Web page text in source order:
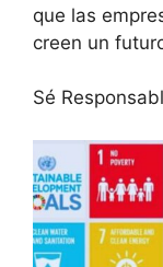
que las
creen un
Sé